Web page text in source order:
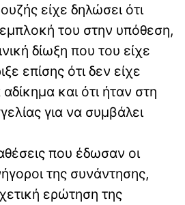
είχε δηλώσει ότι
του στην υπόθεση,
δίωξη που του είχε
επίσης ότι δεν είχε
και ότι ήταν στη
για να συμβάλει
που έδωσαν οι
της συνάντησης,
ερώτηση της